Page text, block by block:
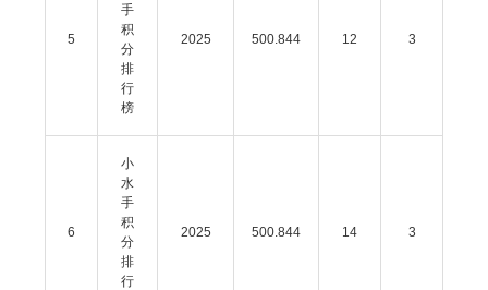
5
手
积
分
排
行
榜
2025 500.844 12 3
6
小
水
手
积
分
排
行
2025 500.844 14 3